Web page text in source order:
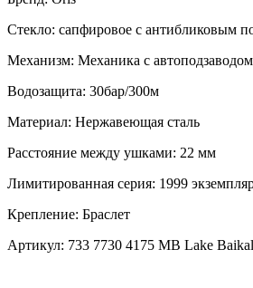
Стекло: сапфировое с антибликовым
Механизм: Механика с автоподзаводом
Водозащита: 30бар/300м
Материал: Нержавеющая сталь
Расстояние между ушками: 22 мм
Лимитированная серия: 1999
Крепление: Браслет
Артикул: 733 7730 4175 MB Lake